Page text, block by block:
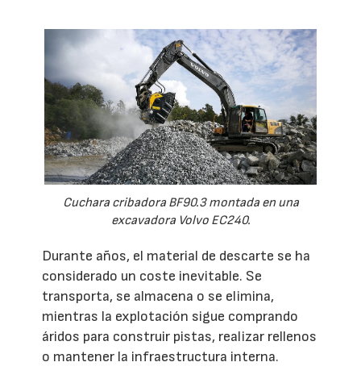
Cuchara cribadora BF90.3 montada en una
excavadora Volvo EC240.
Durante años, el material de descarte se ha
considerado un coste inevitable. Se
transporta, se almacena o se elimina,
mientras la explotación sigue comprando
áridos para construir pistas, realizar rellenos
o mantener la infraestructura interna.